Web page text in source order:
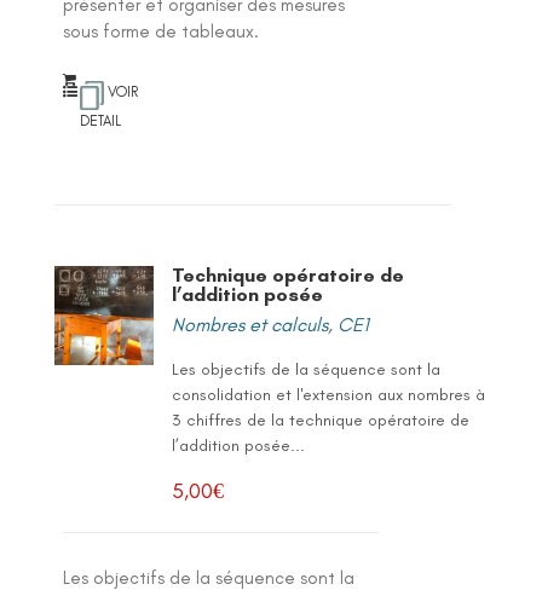
sous forme de tableaux.
VOIR
DETAIL
Technique opératoire de
l’addition posée
Nombres et calculs, CE1
Les objectifs de la séquence sont la
consolidation et l'extension aux nombres à
3 chiffres de la technique opératoire de
l’addition posée...
5,00€
Les objectifs de la séquence sont la